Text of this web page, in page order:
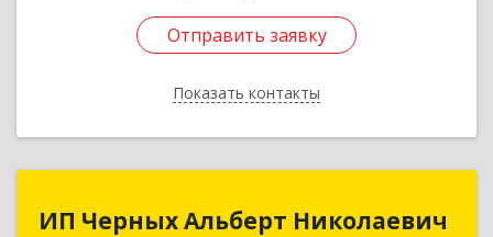
Отправить заявку
Показать контакты
Отправить заявку
Назад
ИП Черных Альберт Николаевич
ИП Черных Альберт Николаевич